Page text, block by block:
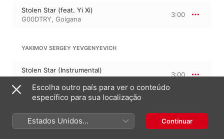
Stolen Star (feat. Yi Xi)
G00DTRY, Goigana
3:00
YAKIMOV SERGEY YEVGENYEVICH
Stolen Star (Instrumental)
Goigana,G00DTRY
3:00
1 de junho de 2024
2 faixas, 6 minutos
℗ 2024 Goigana
Escolha outro país para ver o conteúdo
específico para sua localização
Estados Unidos
(Português Brasil)
Continuar